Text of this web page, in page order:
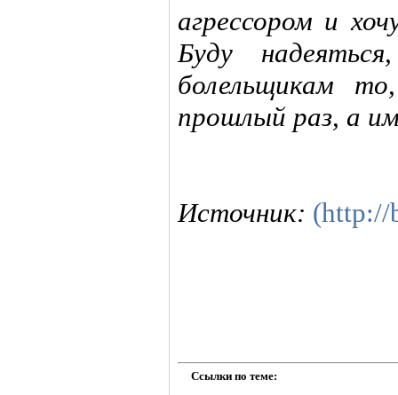
агрессором и
Буду
болельщикам
прошлый раз, а
Источник: (http://
Ссылки по теме: